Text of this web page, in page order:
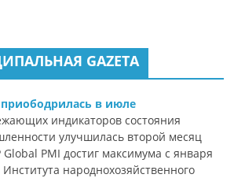
GAZЕТА
в июле
индикаторов состояния
улучшилась второй месяц
PMI достиг максимума с января
народнохозяйственного